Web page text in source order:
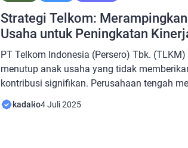
Strategi Telkom:
Usaha untuk Peningkatan
PT Telkom Indonesia (Persero) Tbk. (TLKM)
menutup anak usaha yang tidak
kontribusi signifikan. Perusahaan tengah
evaluasi secara menyeluruh. Telkom saat ini
12 anak perusahaan yang mereka miliki
kadalio4 Juli 2025